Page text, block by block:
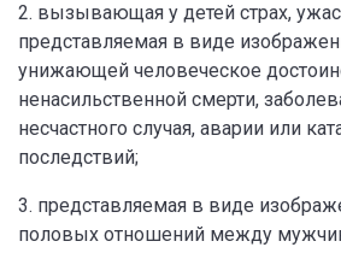
2. вызывающая у детей страх, ужас
представляемая в виде
унижающей человеческое
ненасильственной смерти,
несчастного случая, аварии или
последствий;
3. представляемая в виде
половых отношений между